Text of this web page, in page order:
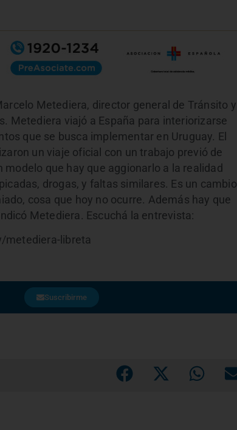
Metediera, director general de Tránsito y
Metediera viajó a España para interiorizarse
que se busca implementar en Uruguay. El
un viaje oficial con un trabajo previó de
que hay que aggionarlo a la realidad
drogas, y faltas similares. Es un cambio
cosa que hoy no ocurre. Además hay que
Metediera. Escuchá la entrevista:
metediera-libreta
Suscribirme